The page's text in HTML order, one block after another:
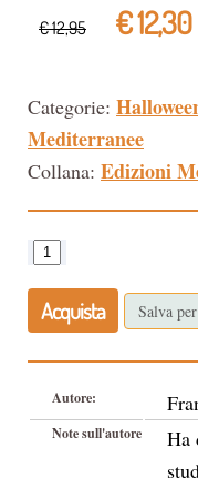
€ 12,95 € 12,30
Categorie:
Mediterranee
Collana: Edizioni
Acquista Salva
Autore:
Note sull'autore
Ha